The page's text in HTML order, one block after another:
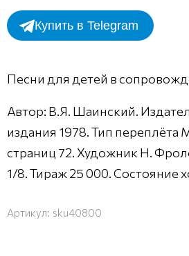
Купить в Telegram
Песни для детей в
Автор: В.Я. Шаинский.
издания 1978. Тип переплёта
страниц 72. Художник Н.
1/8. Тираж 25 000. Состояние
Артикул: sku40800